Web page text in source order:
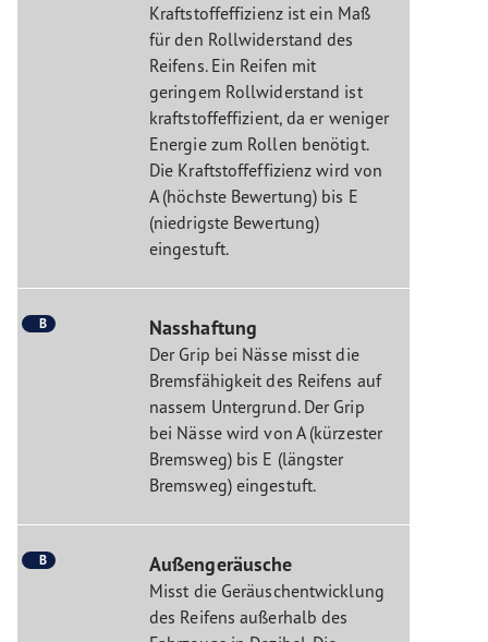
Kraftstoffeffizienz ist ein Maß
für den Rollwiderstand des
Reifens. Ein Reifen mit
geringem Rollwiderstand ist
kraftstoffeffizient, da er weniger
Energie zum Rollen benötigt.
Die Kraftstoffeffizienz wird von
A (höchste Bewertung) bis E
(niedrigste Bewertung)
eingestuft.
B Nasshaftung
Der Grip bei Nässe misst die
Bremsfähigkeit des Reifens auf
nassem Untergrund. Der Grip
bei Nässe wird von A (kürzester
Bremsweg) bis E (längster
Bremsweg) eingestuft.
B Außengeräusche
Misst die Geräuschentwicklung
des Reifens außerhalb des